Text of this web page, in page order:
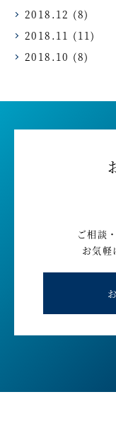
2018.12 (8)
2018.11 (11)
2018.10 (8)
ご相談
お気軽